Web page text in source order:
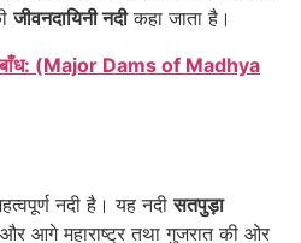
जीवनदायिनी नदीकहा जाता है।
बाँध: (Major Dams of Madhya
नदी है। यह नदीसतपुड़ा
आगे महाराष्ट्र तथा गुजरात की ओर